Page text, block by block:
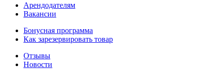
Арендодателям
Вакансии
Бонусная программа
Как зарезервировать товар
Отзывы
Новости